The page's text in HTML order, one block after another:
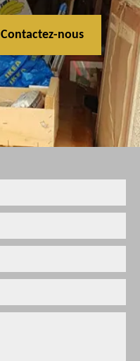
Contactez-nous